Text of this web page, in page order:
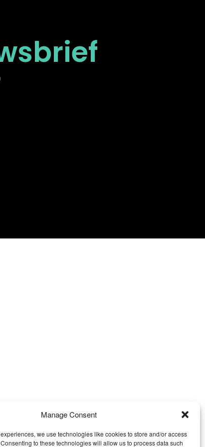
Manage Consent
we use technologies like cookies to store and/or access
to these technologies will allow us to process data such